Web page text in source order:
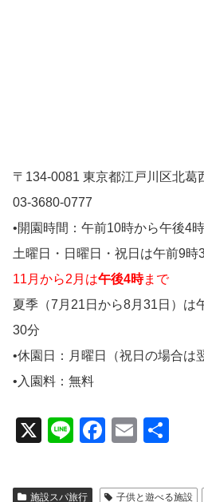
〒134-0081 東京都江戸川区北葛
03-3680-0777
•開園時間：午前10時から午後4
土曜日・日曜日・祝日は午前9時
11月から2月は午後4時まで
夏季（7月21日から8月31日）は
30分
•休園日：月曜日（祝日の場合は
•入園料：無料
X
Li
e
F
c
E
ail
施設スパ旅行 子供と遊べる施設